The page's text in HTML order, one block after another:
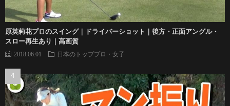
原英莉花プロのスイング｜ドライバーショット｜後方・正面アングル・
スロー再生あり｜高画質
2018.06.01 日本のトッププロ・女子